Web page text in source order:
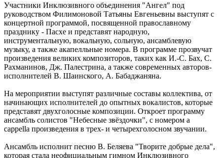
Участники Инклюзивного объединения "Ангел" под
руководством Филимоновой Татьяны Евгеньевны выступят с
концертной программой, посвященной православному
празднику - Пасхе и представят народную,
инструментальную, вокальную, сольную, ансамблевую
музыку, а также акапелльные номера. В программе прозвучат
произведения великих композиторов, таких как И.-С. Бах, С.
Рахманинов, Дж. Палестрина, а также современных авторов-
исполнителей В. Шаинского, А. Бабаджаняна.
На мероприятии выступят различные составы коллектива, от
начинающих исполнителей до опытных вокалистов, которые
представят двухголосные композиции. Откроет программу
ансамбль солистов "Небесные звёздочки", с номером a
cappella произведения в трех- и четырехголосном звучании.
Ансамбль исполнит песню В. Беляева "Творите добрые дела",
которая стала неофициальным гимном Инклюзивного